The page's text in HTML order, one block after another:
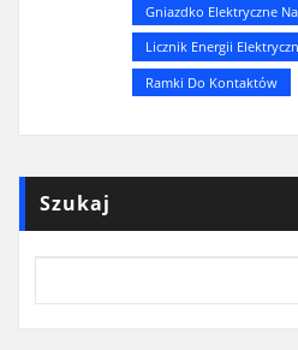
Gniazdko Elektryczne
Licznik Energii
Ramki Do Kontaktów
Szukaj